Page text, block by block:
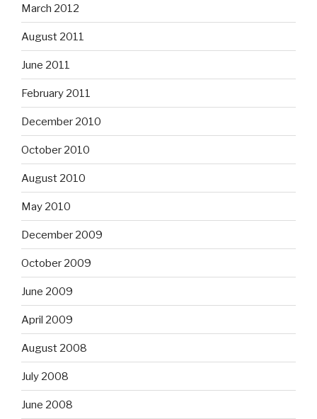
March 2012
August 2011
June 2011
February 2011
December 2010
October 2010
August 2010
May 2010
December 2009
October 2009
June 2009
April 2009
August 2008
July 2008
June 2008